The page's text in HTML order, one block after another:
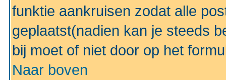
funktie aankruisen zodat alle
geplaatst(nadien kan je steeds
bij moet of niet door op het
Naar boven